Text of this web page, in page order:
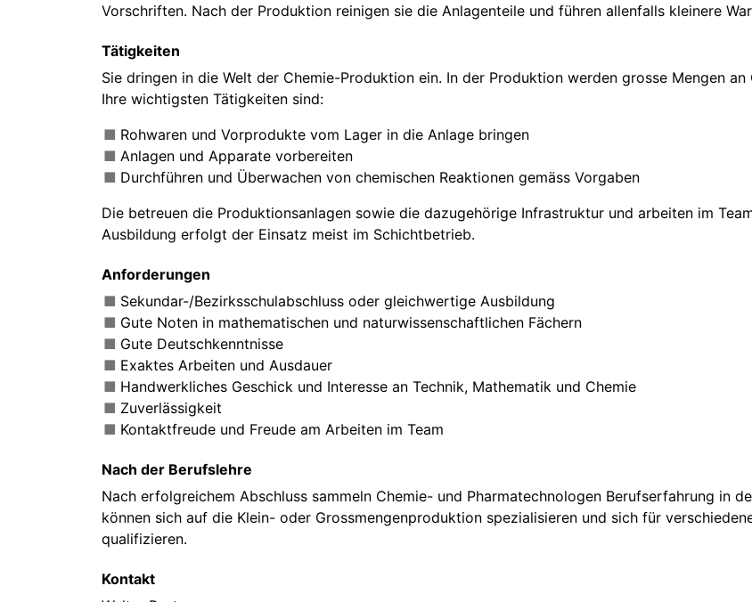
Vorschriften. Nach der Produktion reinigen sie die Anlagenteile und führen allenfalls kleinere
Tätigkeiten
Sie dringen in die Welt der Chemie-Produktion ein. In der Produktion werden grosse Mengen
Ihre wichtigsten Tätigkeiten sind:
Rohwaren und Vorprodukte vom Lager in die Anlage bringen
Anlagen und Apparate vorbereiten
Durchführen und Überwachen von chemischen Reaktionen gemäss Vorgaben
Die betreuen die Produktionsanlagen sowie die dazugehörige Infrastruktur und arbeiten im
Ausbildung erfolgt der Einsatz meist im Schichtbetrieb.
Anforderungen
Sekundar-/Bezirksschulabschluss oder gleichwertige Ausbildung
Gute Noten in mathematischen und naturwissenschaftlichen Fächern
Gute Deutschkenntnisse
Exaktes Arbeiten und Ausdauer
Handwerkliches Geschick und Interesse an Technik, Mathematik und Chemie
Zuverlässigkeit
Kontaktfreude und Freude am Arbeiten im Team
Nach der Berufslehre
Nach erfolgreichem Abschluss sammeln Chemie- und Pharmatechnologen Berufserfahrung in
können sich auf die Klein- oder Grossmengenproduktion spezialisieren und sich für
qualifizieren.
Kontakt